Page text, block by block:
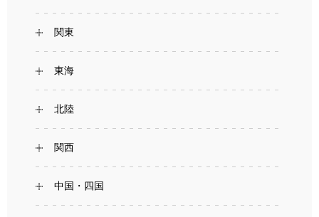
関東
東海
北陸
関西
中国・四国